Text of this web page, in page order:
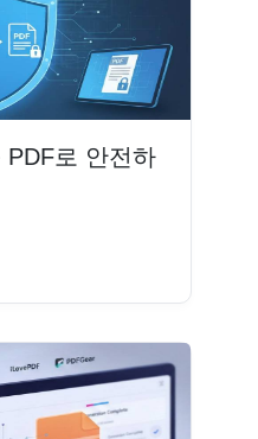
PDF로 안전하